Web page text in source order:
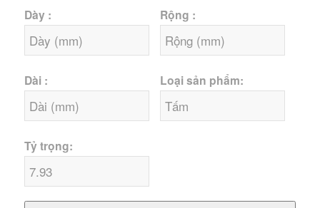
Dày : Rộng :
Dài : Loại sản phẩm:
Tỷ trọng: